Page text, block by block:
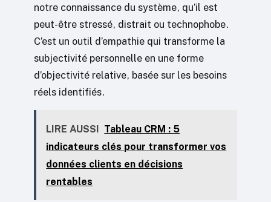
notre connaissance du système, qu’il est
peut-être stressé, distrait ou technophobe.
C’est un outil d’empathie qui transforme la
subjectivité personnelle en une forme
d’objectivité relative, basée sur les besoins
réels identifiés.
LIRE AUSSI Tableau CRM : 5
indicateurs clés pour transformer vos
données clients en décisions
rentables